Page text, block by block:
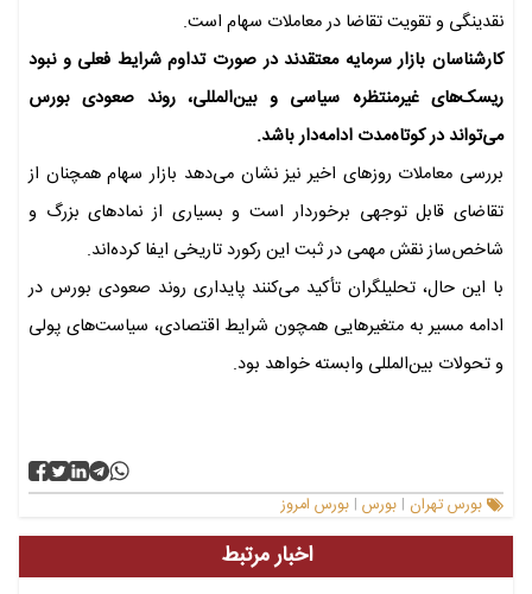
نقدینگی و تقویت تقاضا در معاملات سهام است.
کارشناسان بازار سرمایه معتقدند در صورت تداوم شرایط فعلی و نبود
ریسک‌های غیرمنتظره سیاسی و بین‌المللی، روند صعودی بورس
می‌تواند در کوتاه‌مدت ادامه‌دار باشد.
بررسی معاملات روزهای اخیر نیز نشان می‌دهد بازار سهام همچنان از
تقاضای قابل توجهی برخوردار است و بسیاری از نمادهای بزرگ و
شاخص‌ساز نقش مهمی در ثبت این رکورد تاریخی ایفا کرده‌اند.
با این حال، تحلیلگران تأکید می‌کنند پایداری روند صعودی بورس در
ادامه مسیر به متغیرهایی همچون شرایط اقتصادی، سیاست‌های پولی
و تحولات بین‌المللی وابسته خواهد بود.
بورس تهران | بورس | بورس امروز
اخبار مرتبط